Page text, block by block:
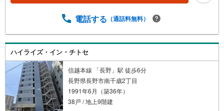
電話する （通話料無料）
ハイライズ・イン・チトセ
信越本線 「長野」駅 徒歩6分
長野県長野市南千歳2丁目
1991年6月（築36年）
38戸 / 地上9階建